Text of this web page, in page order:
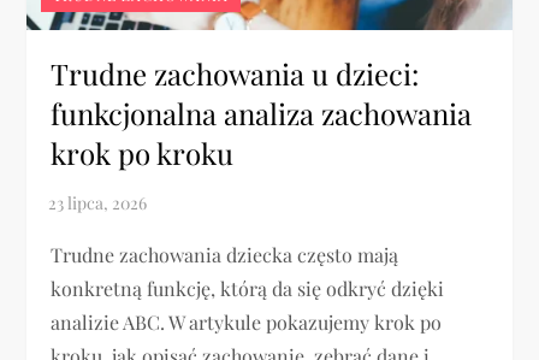
Trudne zachowania u dzieci:
funkcjonalna analiza zachowania
krok po kroku
Trudne zachowania dziecka często mają
konkretną funkcję, którą da się odkryć dzięki
analizie ABC. W artykule pokazujemy krok po